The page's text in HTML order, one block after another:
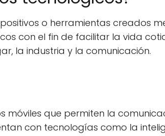
o herramientas creados
con el fin de facilitar la vida
la industria y la comunicación.
móviles que permiten la
con tecnologías como la